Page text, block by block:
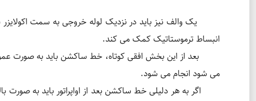
یک والف نیز باید در نزدیک لوله خروجی به سمت
انبساط ترموستاتیک کمک می کند.
بعد از این بخش افقی کوتاه، خط ساکشن باید به صورت عمودی
می شود انجام می شود.
اگر به هر دلیلی خط ساکشن بعد از اواپراتور باید به صورت بالا